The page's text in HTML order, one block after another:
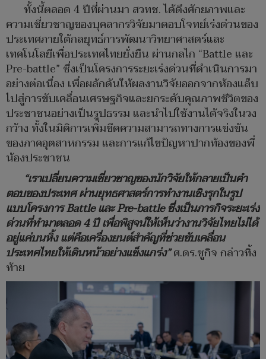
ทั้งนี้ตลอด 4 ปีที่ผ่านมา สวทช. ได้ดึงศักยภาพและ
ความเชี่ยวชาญของบุคลากรวิจัยมาตอบโจทย์เร่งด่วนของ
ประเทศภายใต้กลยุทธ์การพัฒนาวิทยาศาสตร์และ
เทคโนโลยีเพื่อประเทศไทยยั่งยืน ผ่านกลไก “Battle และ
Pre-battle” ซึ่งเป็นโครงการระยะเร่งด่วนที่ดำเนินการมา
อย่างต่อเนื่อง เพื่อผลักดันให้ผลงานวิจัยออกจากห้องแล็บ
ไปสู่การขับเคลื่อนเศรษฐกิจและยกระดับคุณภาพชีวิตของ
ประชาชนอย่างเป็นรูปธรรม และนำไปใช้งานได้จริงในวง
กว้าง ทั้งในมิติการเพิ่มขีดความสามารถทางการแข่งขัน
ของภาคอุตสาหกรรม และการแก้ไขปัญหาปากท้องของพี่
น้องประชาชน
“เราเปลี่ยนความเชี่ยวชาญของนักวิจัยให้กลายเป็นคำ
ตอบของประเทศ ผ่านยุทธศาสตร์การทำงานเชิงรุกในรูป
แบบโครงการ Battle และ Pre-battle ซึ่งเป็นภารกิจระยะเร่ง
ด่วนที่ทำมาตลอด 4 ปี เพื่อพิสูจน์ให้เห็นว่างานวิจัยไทยไม่ได้
อยู่แค่บนหิ้ง แต่คือเครื่องยนต์สำคัญที่ช่วยขับเคลื่อน
ประเทศไทยให้เดินหน้าอย่างแข็งแกร่ง”ศ.ดร.ชูกิจ กล่าวทิ้ง
ท้าย